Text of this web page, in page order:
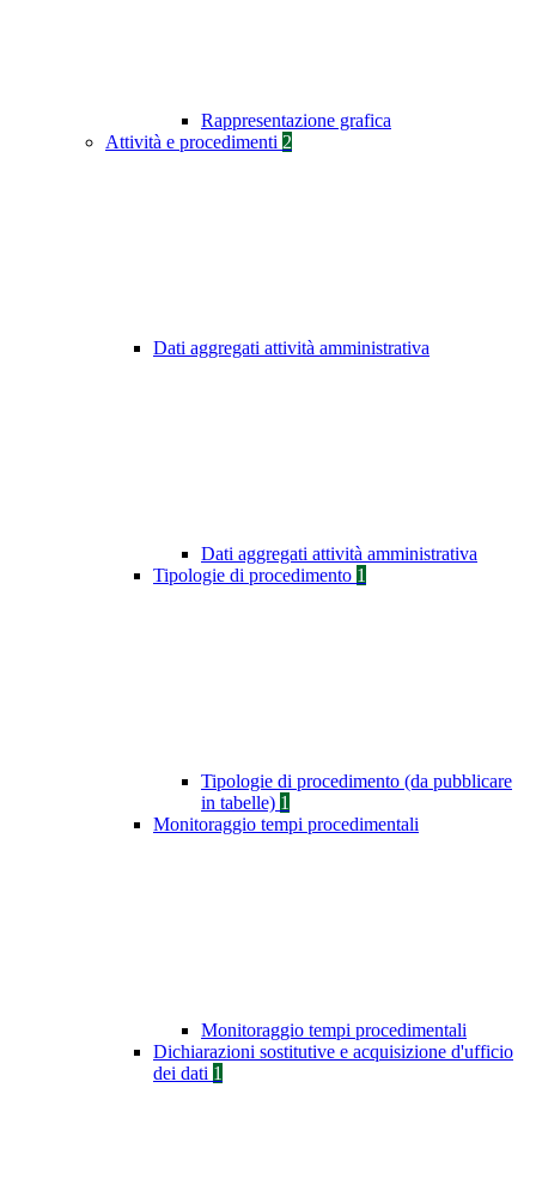
Rappresentazione grafica
Attività e procedimenti 2
Dati aggregati attività amministrativa
Dati aggregati attività amministrativa
Tipologie di procedimento 1
Tipologie di procedimento (da pubblicare
in tabelle) 1
Monitoraggio tempi procedimentali
Monitoraggio tempi procedimentali
Dichiarazioni sostitutive e acquisizione d'ufficio
dei dati 1